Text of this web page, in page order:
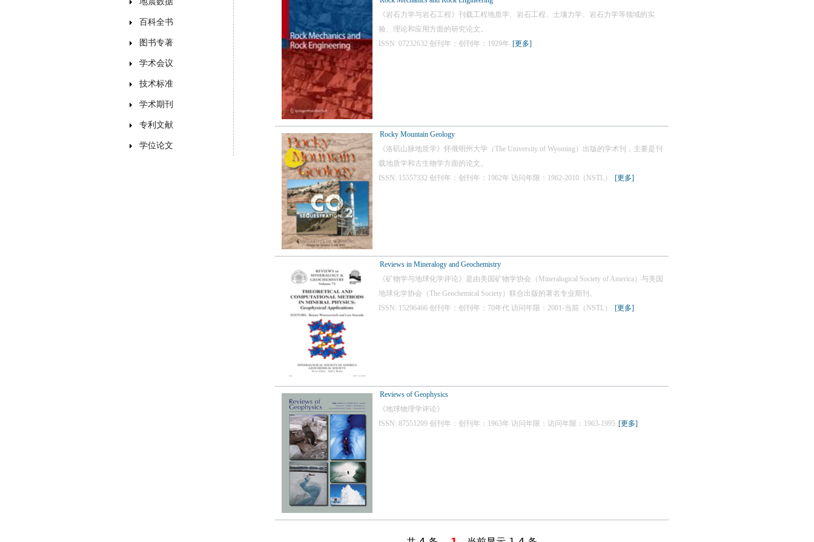
《岩石力学与岩石工程》刊载工程地质学、岩石工程、土壤力学、岩石力学等领域的实
验、理论和应用方面的研究论文。
ISSN: 07232632 创刊年：创刊年：1929年 [更多]
Rocky Mountain Geology
《洛矶山脉地质学》怀俄明州大学（The University of Wyoming）出版的学术刊，主要是刊
载地质学和古生物学方面的论文。
ISSN: 15557332 创刊年：创刊年：1962年 访问年限：1962-2010（NSTL）
[更多]
Reviews in Mineralogy and Geochemistry
《矿物学与地球化学评论》是由美国矿物学协会（Mineralogical Society of America）与美国
地球化学协会（The Geochemical Society）联合出版的著名专业期刊。
ISSN: 15296466 创刊年：创刊年：70年代 访问年限：2001-当前（NSTL）
[更多]
Reviews of Geophysics
《地球物理学评论》
ISSN: 87551209 创刊年：创刊年：1963年 访问年限：访问年限：1963-1995 [更多]
百科全书
图书专著
学术会议
技术标准
学术期刊
专利文献
学位论文